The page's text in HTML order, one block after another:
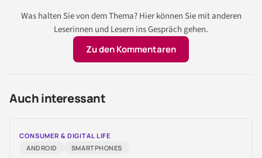
Was halten Sie von dem Thema? Hier können Sie mit anderen
Leserinnen und Lesern ins Gespräch gehen.
Zu den Kommentaren
Auch interessant
CONSUMER & DIGITAL LIFE
ANDROID
SMARTPHONES